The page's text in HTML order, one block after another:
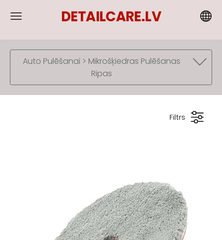
DETAILCARE.LV
Auto Pulēšanai > Mikrošķiedras Pulēšanas
Ripas
Filtrs